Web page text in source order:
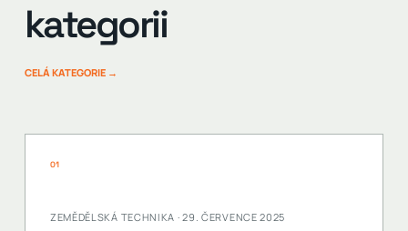
kategorii
CELÁ KATEGORIE →
01
ZEMĚDĚLSKÁ TECHNIKA · 29. ČERVENCE 2025